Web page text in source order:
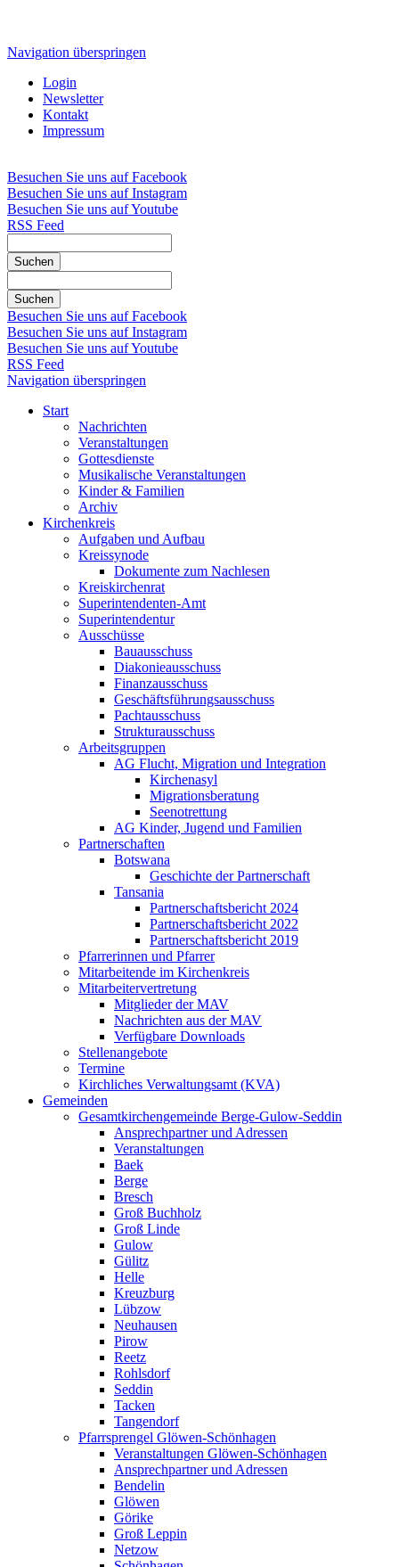
Navigation überspringen
Login
Newsletter
Kontakt
Impressum
Besuchen Sie uns auf Facebook
Besuchen Sie uns auf Instagram
Besuchen Sie uns auf Youtube
RSS Feed
Suchen
Suchen
Besuchen Sie uns auf Facebook
Besuchen Sie uns auf Instagram
Besuchen Sie uns auf Youtube
RSS Feed
Navigation überspringen
Start
Nachrichten
Veranstaltungen
Gottesdienste
Musikalische Veranstaltungen
Kinder & Familien
Archiv
Kirchenkreis
Aufgaben und Aufbau
Kreissynode
Dokumente zum Nachlesen
Kreiskirchenrat
Superintendenten-Amt
Superintendentur
Ausschüsse
Bauausschuss
Diakonieausschuss
Finanzausschuss
Geschäftsführungsausschuss
Pachtausschuss
Strukturausschuss
Arbeitsgruppen
AG Flucht, Migration und Integration
Kirchenasyl
Migrationsberatung
Seenotrettung
AG Kinder, Jugend und Familien
Partnerschaften
Botswana
Geschichte der Partnerschaft
Tansania
Partnerschaftsbericht 2024
Partnerschaftsbericht 2022
Partnerschaftsbericht 2019
Pfarrerinnen und Pfarrer
Mitarbeitende im Kirchenkreis
Mitarbeitervertretung
Mitglieder der MAV
Nachrichten aus der MAV
Verfügbare Downloads
Stellenangebote
Termine
Kirchliches Verwaltungsamt (KVA)
Gemeinden
Gesamtkirchengemeinde Berge-Gulow-Seddin
Ansprechpartner und Adressen
Veranstaltungen
Baek
Berge
Bresch
Groß Buchholz
Groß Linde
Gulow
Gülitz
Helle
Kreuzburg
Lübzow
Neuhausen
Pirow
Reetz
Rohlsdorf
Seddin
Tacken
Tangendorf
Pfarrsprengel Glöwen-Schönhagen
Veranstaltungen Glöwen-Schönhagen
Ansprechpartner und Adressen
Bendelin
Glöwen
Görike
Groß Leppin
Netzow